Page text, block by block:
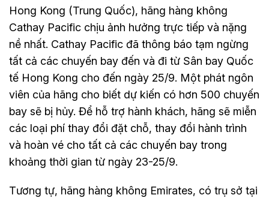
Hong Kong (Trung Quốc), hãng hàng không
Cathay Pacific chịu ảnh hưởng trực tiếp và nặng
nề nhất. Cathay Pacific đã thông báo tạm ngừng
tất cả các chuyến bay đến và đi từ Sân bay Quốc
tế Hong Kong cho đến ngày 25/9. Một phát ngôn
viên của hãng cho biết dự kiến có hơn 500 chuyến
bay sẽ bị hủy. Để hỗ trợ hành khách, hãng sẽ miễn
các loại phí thay đổi đặt chỗ, thay đổi hành trình
và hoàn vé cho tất cả các chuyến bay trong
khoảng thời gian từ ngày 23-25/9.
Tương tự, hãng hàng không Emirates, có trụ sở tại